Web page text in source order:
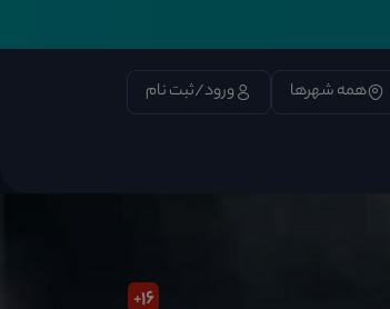
همه شهرها ورود/ثبت نام
16
+